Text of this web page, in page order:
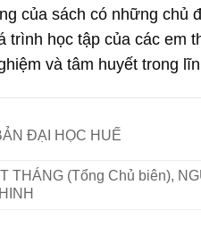
của sách có những
trình học tập của các em
và tâm huyết trong
ĐẠI HỌC HUẾ
THÁNG (Tổng Chủ biên),